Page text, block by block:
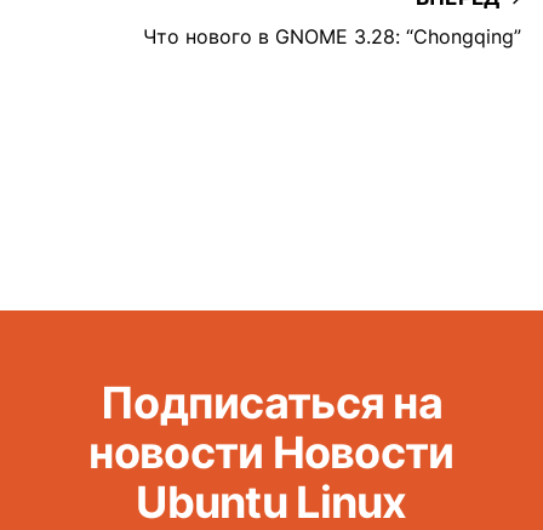
Что нового в GNOME 3.28: “Chongqing”
Подписаться на
новости Новости
Ubuntu Linux